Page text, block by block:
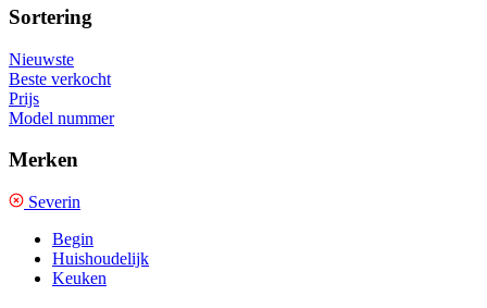
Sortering
Nieuwste
Beste verkocht
Prijs
Model nummer
Merken
Severin
Begin
Huishoudelijk
Keuken